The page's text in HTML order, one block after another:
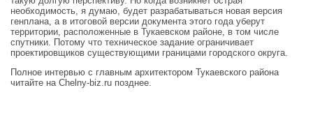
необходимость, я думаю, будет разрабатываться новая версия
генплана, а в итоговой версии документа этого года уберут
территории, расположенные в Тукаевском районе, в том числе
спутники. Потому что техническое задание ограничивает
проектировщиков существующими границами городского округа.
Полное интервью с главным архитектором Тукаевского района
читайте на Chelny-biz.ru позднее.